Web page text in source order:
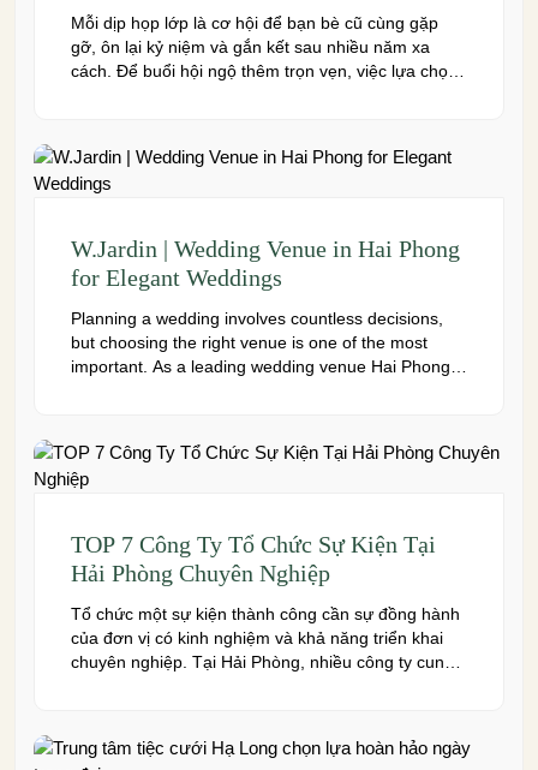
Mỗi dịp họp lớp là cơ hội để bạn bè cũ cùng gặp
gỡ, ôn lại kỷ niệm và gắn kết sau nhiều năm xa
cách. Để buổi hội ngộ thêm trọn vẹn, việc lựa chọn
W.Jardin | Wedding Venue in Hai Phong
for Elegant Weddings
Planning a wedding involves countless decisions,
but choosing the right venue is one of the most
important. As a leading wedding venue Hai Phong,
system, and dedicated event support to help
couples create a seamless and memorable […]
TOP 7 Công Ty Tổ Chức Sự Kiện Tại
Hải Phòng Chuyên Nghiệp
Tổ chức một sự kiện thành công cần sự đồng hành
của đơn vị có kinh nghiệm và khả năng triển khai
chuyên nghiệp. Tại Hải Phòng, nhiều công ty cung